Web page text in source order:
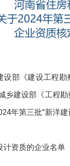
部《建设工程
乡建设部《工程
年第三批“新洋
计资质的企业名单